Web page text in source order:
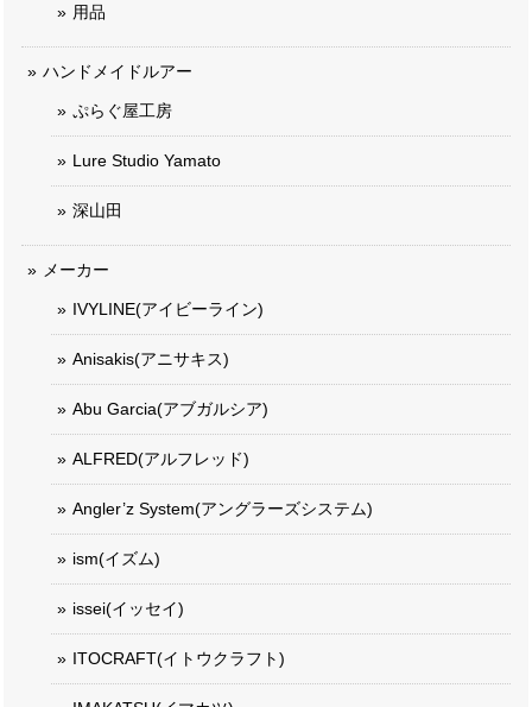
用品
ハンドメイドルアー
ぷらぐ屋工房
Lure Studio Yamato
深山田
メーカー
IVYLINE(アイビーライン)
Anisakis(アニサキス)
Abu Garcia(アブガルシア)
ALFRED(アルフレッド)
Angler’z System(アングラーズシステム)
ism(イズム)
issei(イッセイ)
ITOCRAFT(イトウクラフト)